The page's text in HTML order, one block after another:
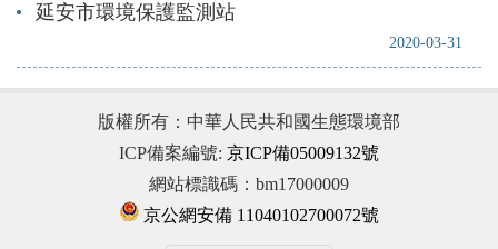
2020-03-31
延安市環境保護監測站
版權所有：中華人民共和國生態環境部
ICP備案編號: 京ICP備05009132號
網站標識碼：bm17000009
京公網安備 11040102700072號